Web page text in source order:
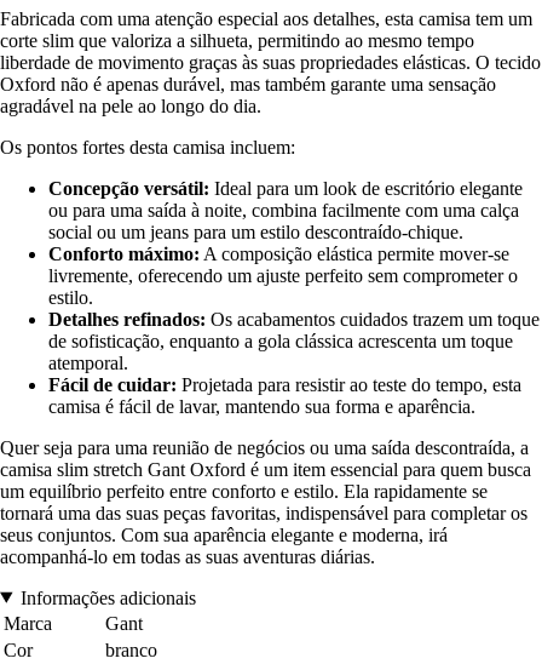
Fabricada com uma atenção especial aos detalhes, esta camisa tem um
corte slim que valoriza a silhueta, permitindo ao mesmo tempo
liberdade de movimento graças às suas propriedades elásticas. O tecido
Oxford não é apenas durável, mas também garante uma sensação
agradável na pele ao longo do dia.
Os pontos fortes desta camisa incluem:
Concepção versátil: Ideal para um look de escritório elegante
ou para uma saída à noite, combina facilmente com uma calça
social ou um jeans para um estilo descontraído-chique.
Conforto máximo: A composição elástica permite mover-se
livremente, oferecendo um ajuste perfeito sem comprometer o
estilo.
Detalhes refinados: Os acabamentos cuidados trazem um toque
de sofisticação, enquanto a gola clássica acrescenta um toque
atemporal.
Fácil de cuidar: Projetada para resistir ao teste do tempo, esta
camisa é fácil de lavar, mantendo sua forma e aparência.
Quer seja para uma reunião de negócios ou uma saída descontraída, a
camisa slim stretch Gant Oxford é um item essencial para quem busca
um equilíbrio perfeito entre conforto e estilo. Ela rapidamente se
tornará uma das suas peças favoritas, indispensável para completar os
seus conjuntos. Com sua aparência elegante e moderna, irá
acompanhá-lo em todas as suas aventuras diárias.
Informações adicionais
Marca
Gant
Cor
branco